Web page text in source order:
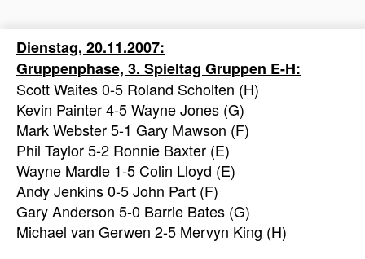
Dienstag, 20.11.2007:
Gruppenphase, 3. Spieltag Gruppen E-H:
Scott Waites 0-5 Roland Scholten (H)
Kevin Painter 4-5 Wayne Jones (G)
Mark Webster 5-1 Gary Mawson (F)
Phil Taylor 5-2 Ronnie Baxter (E)
Wayne Mardle 1-5 Colin Lloyd (E)
Andy Jenkins 0-5 John Part (F)
Gary Anderson 5-0 Barrie Bates (G)
Michael van Gerwen 2-5 Mervyn King (H)